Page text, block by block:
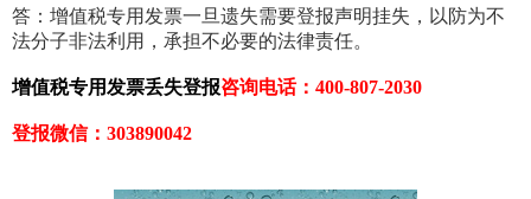
答：增值税专用发票一旦遗失需要登报声明挂失，以防为不
法分子非法利用，承担不必要的法律责任。
增值税专用发票丢失登报咨询电话：400-807-2030
登报微信：303890042